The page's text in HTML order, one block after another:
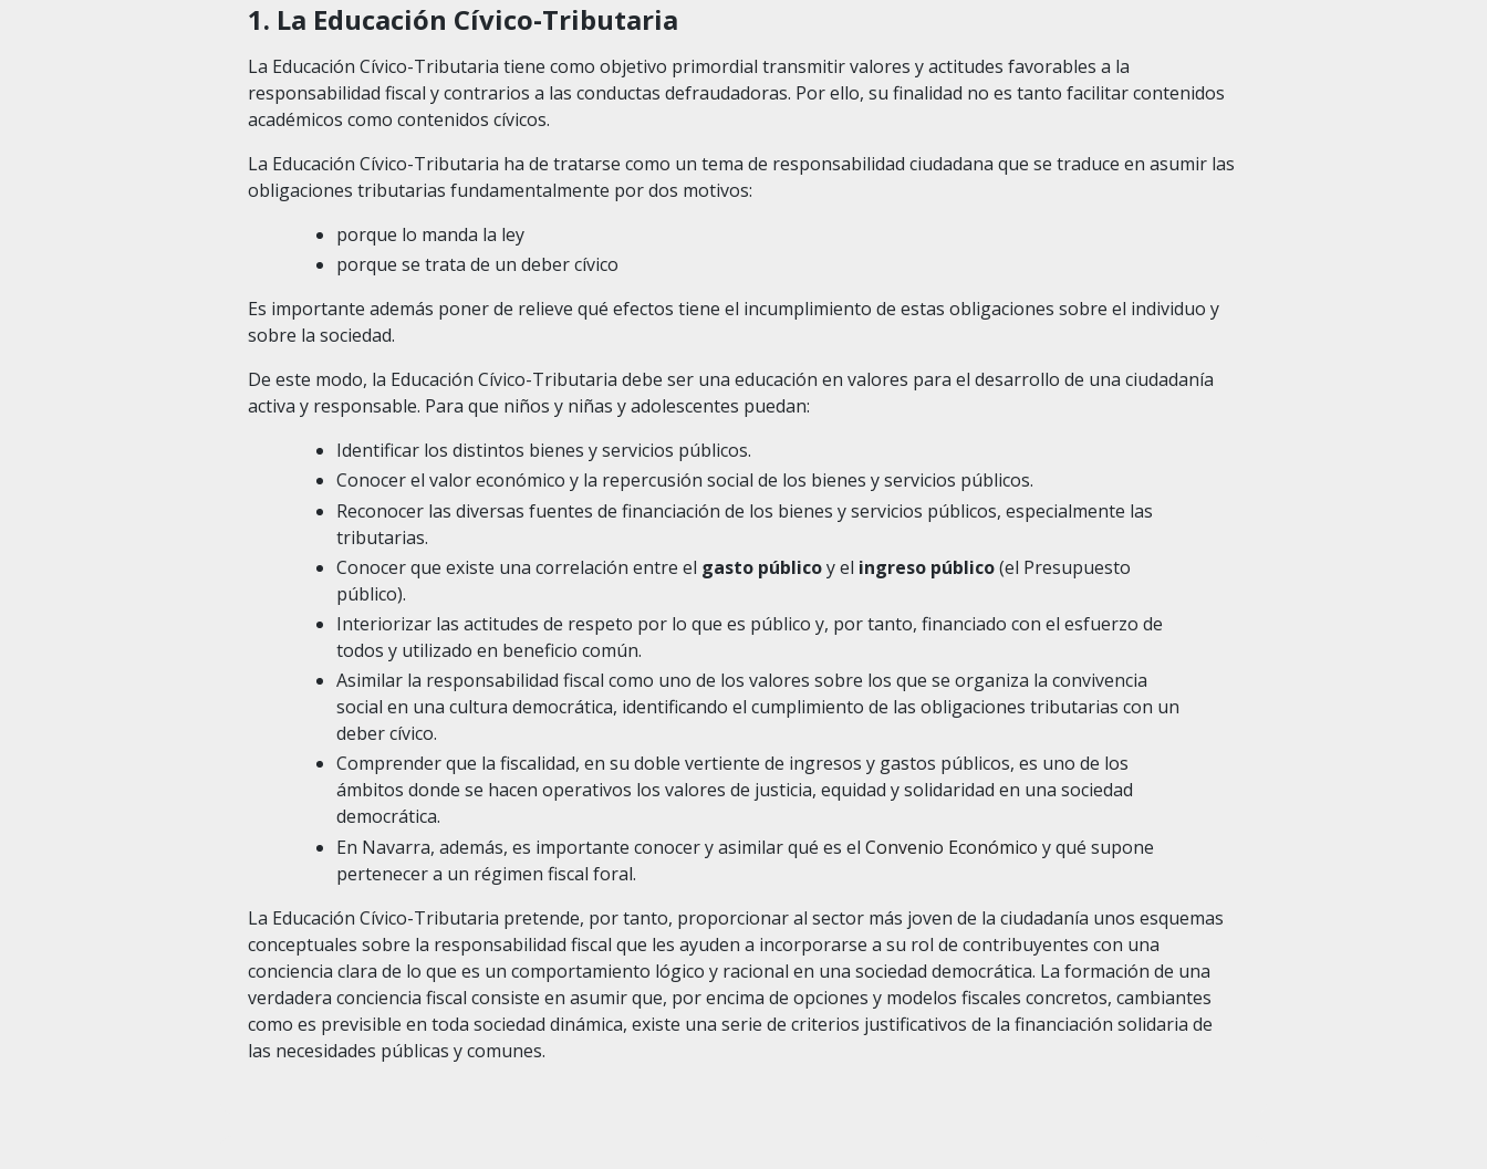
1. La Educación Cívico-Tributaria
La Educación Cívico-Tributaria tiene como objetivo primordial transmitir valores y actitudes favorables a la
responsabilidad fiscal y contrarios a las conductas defraudadoras. Por ello, su finalidad no es tanto facilitar contenidos
académicos como contenidos cívicos.
La Educación Cívico-Tributaria ha de tratarse como un tema de responsabilidad ciudadana que se traduce en asumir las
obligaciones tributarias fundamentalmente por dos motivos:
porque lo manda la ley
porque se trata de un deber cívico
Es importante además poner de relieve qué efectos tiene el incumplimiento de estas obligaciones sobre el individuo y
sobre la sociedad.
De este modo, la Educación Cívico-Tributaria debe ser una educación en valores para el desarrollo de una ciudadanía
activa y responsable. Para que niños y niñas y adolescentes puedan:
Identificar los distintos bienes y servicios públicos.
Conocer el valor económico y la repercusión social de los bienes y servicios públicos.
Reconocer las diversas fuentes de financiación de los bienes y servicios públicos, especialmente las
tributarias.
Conocer que existe una correlación entre el gasto públicoy el ingreso público(el Presupuesto
público).
Interiorizar las actitudes de respeto por lo que es público y, por tanto, financiado con el esfuerzo de
todos y utilizado en beneficio común.
Asimilar la responsabilidad fiscal como uno de los valores sobre los que se organiza la convivencia
social en una cultura democrática, identificando el cumplimiento de las obligaciones tributarias con un
deber cívico.
Comprender que la fiscalidad, en su doble vertiente de ingresos y gastos públicos, es uno de los
ámbitos donde se hacen operativos los valores de justicia, equidad y solidaridad en una sociedad
democrática.
En Navarra, además, es importante conocer y asimilar qué es el Convenio Económico y qué supone
pertenecer a un régimen fiscal foral.
La Educación Cívico-Tributaria pretende, por tanto, proporcionar al sector más joven de la ciudadanía unos esquemas
conceptuales sobre la responsabilidad fiscal que les ayuden a incorporarse a su rol de contribuyentes con una
conciencia clara de lo que es un comportamiento lógico y racional en una sociedad democrática. La formación de una
verdadera conciencia fiscal consiste en asumir que, por encima de opciones y modelos fiscales concretos, cambiantes
como es previsible en toda sociedad dinámica, existe una serie de criterios justificativos de la financiación solidaria de
las necesidades públicas y comunes.